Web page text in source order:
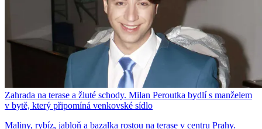
Zahrada na terase a žluté schody. Milan Peroutka bydlí s manželem
v bytě, který připomíná venkovské sídlo
Maliny, rybíz, jabloň a bazalka rostou na terase v centru Prahy.